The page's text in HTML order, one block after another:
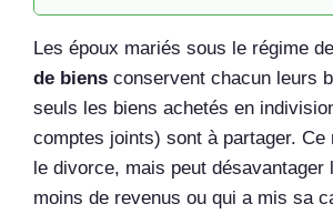
Les époux mariés sous le régime
de biens conservent chacun leurs
seuls les biens achetés en
comptes joints) sont à partager. Ce
le divorce, mais peut désavantager
moins de revenus ou qui a mis sa